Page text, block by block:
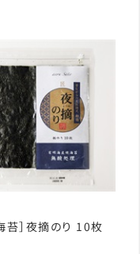
苔］夜摘のり 10枚